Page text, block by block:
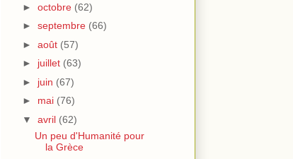
► octobre (62)
► septembre (66)
► août (57)
► juillet (63)
► juin (67)
► mai (76)
▼ avril (62)
Un peu d'Humanité pour
la Grèce